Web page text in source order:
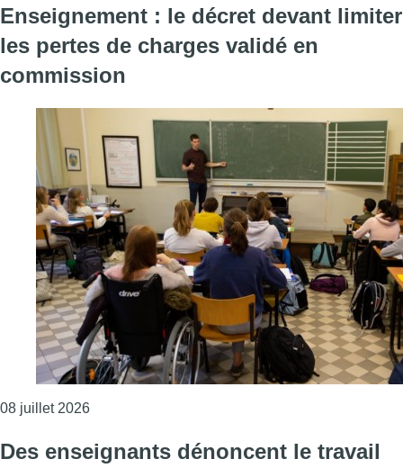
Enseignement : le décret devant limiter
les pertes de charges validé en
commission
08 juillet 2026Consulter l'article "Enseignement : le décret
Des enseignants dénoncent le travail